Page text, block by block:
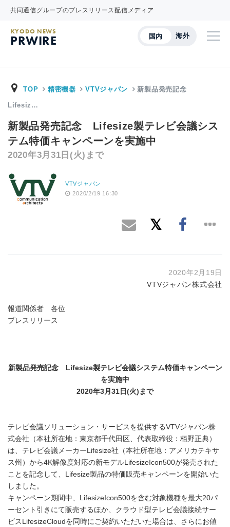
共同通信グループのプレスリリース配信メディア
国内 海外
KYODO NEWS
PRWIRE
TOP 精密機器 VTVジャパン 新製品発売記念
Lifesiz…
新製品発売記念 Lifesize製テレビ会議シス
テム特価キャンペーンを実施中
2020年3月31日(火)まで
VTVジャパン
2020/2/19 16:30
2020年2月19日
VTVジャパン株式会社
報道関係者 各位
プレスリリース
新製品発売記念 Lifesize製テレビ会議システム特価キャンペーン
を実施中
2020年3 月 31 日 (火) まで
テレビ会議ソリューション・サービスを提供するVTVジャパン株
式会社（本社所在地：東京都千代田区、代表取締役：栢野正典）
は、テレビ会議メーカーLifesize社（本社所在地：アメリカテキサ
ス州）から4K解像度対応の新モデルLifesizeIcon500が発売された
ことを記念して、Lifesize製品の特価販売キャンペーンを開始いた
しました。
キャンペーン期間中、LifesizeIcon500を含む対象機種を最大20パ
ーセント引きにて販売するほか、クラウド型テレビ会議接続サー
ビスLifesizeCloudを同時にご契約いただいた場合は、さらにお値